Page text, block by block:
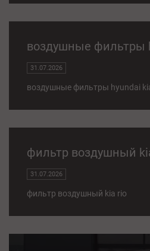
воздушные фильтры
31.07.2026
воздушные фильтры hyundai
фильтр воздушный
31.07.2026
фильтр воздушный kia rio